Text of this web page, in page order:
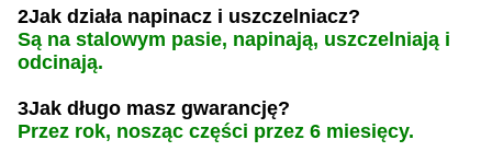
2Jak działa napinacz i uszczelniacz?
Są na stalowym pasie, napinają, uszczelniają i
odcinają.
3Jak długo masz gwarancję?
Przez rok, nosząc części przez 6 miesięcy.